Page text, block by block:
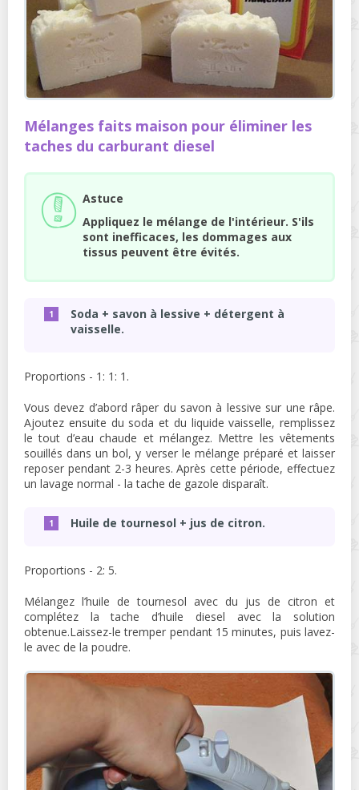
Mélanges faits maison pour éliminer les
taches du carburant diesel
Astuce
Appliquez le mélange de l'intérieur. S'ils
sont inefficaces, les dommages aux
tissus peuvent être évités.
Soda + savon à lessive + détergent à
vaisselle.
Proportions - 1: 1: 1.
Vous devez d’abord râper du savon à lessive sur une râpe.
Ajoutez ensuite du soda et du liquide vaisselle, remplissez
le tout d’eau chaude et mélangez. Mettre les vêtements
souillés dans un bol, y verser le mélange préparé et laisser
reposer pendant 2-3 heures. Après cette période, effectuez
un lavage normal - la tache de gazole disparaît.
Huile de tournesol + jus de citron.
Proportions - 2: 5.
Mélangez l’huile de tournesol avec du jus de citron et
complétez la tache d’huile diesel avec la solution
obtenue.Laissez-le tremper pendant 15 minutes, puis lavez-
le avec de la poudre.